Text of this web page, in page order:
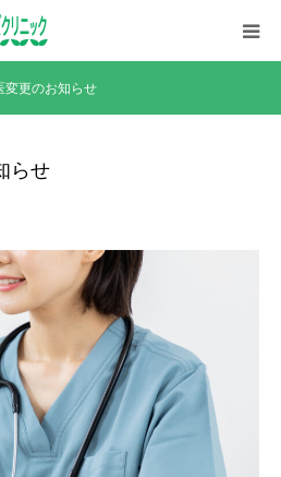
変更のお知らせ
らせ